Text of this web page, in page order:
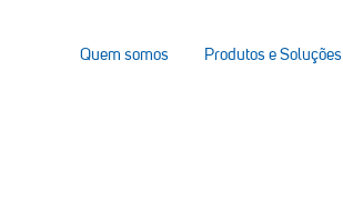
Quem somos Produtos e Soluções